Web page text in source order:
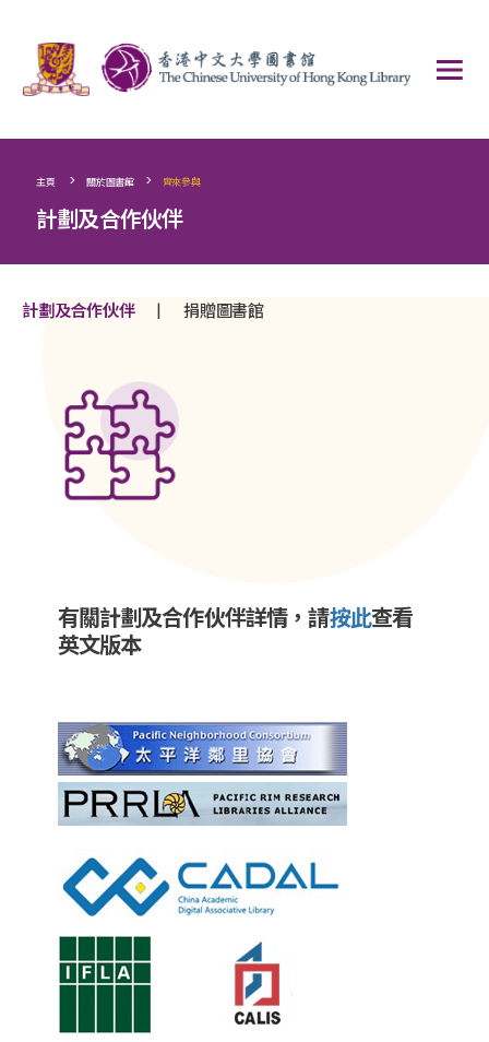
主頁 > 關於圖書館 > 齊來參與
計劃及合作伙伴
計劃及合作伙伴 | 捐贈圖書館
有關計劃及合作伙伴詳情，請按此查看
英文版本